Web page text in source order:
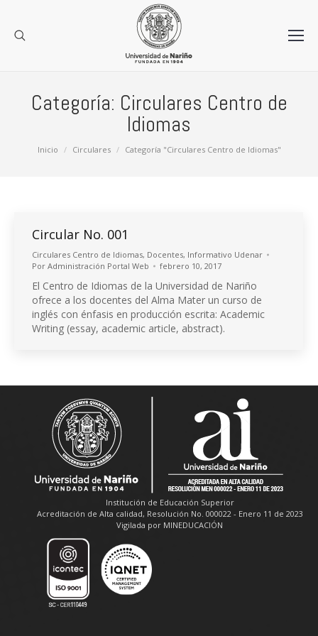
Categoría: Circulares Centro de
Idiomas
Estás aquí:
Inicio Circulares Categoría "Circulares Centro de Idiomas"
Circular No. 001
Circulares Centro de Idiomas, Docentes, Informativo Udenar
Por Administración Portal Web febrero 10, 2017
El Centro de Idiomas de la Universidad de Nariño
ofrece a los docentes del Alma Mater un curso de
inglés con énfasis en producción escrita: Academic
Writing (essay, academic article, abstract).
Institución de Educación Superior
Acreditación de Alta calidad, Resolución No. 000022 - Enero 11 de 2023
Vigilada por MINEDUCACIÓN